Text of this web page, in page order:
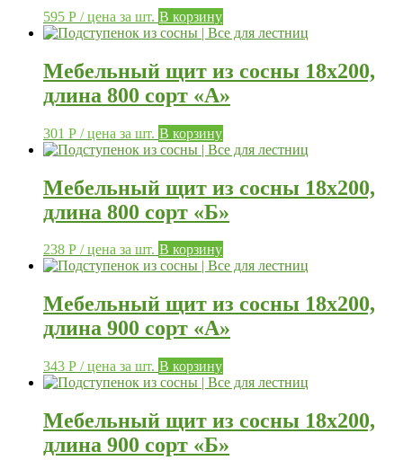
595 Р / цена за шт. В корзину
Мебельный щит из сосны 18х200,
длина 800 сорт «А»
301 Р / цена за шт. В корзину
Мебельный щит из сосны 18х200,
длина 800 сорт «Б»
238 Р / цена за шт. В корзину
Мебельный щит из сосны 18х200,
длина 900 сорт «А»
343 Р / цена за шт. В корзину
Мебельный щит из сосны 18х200,
длина 900 сорт «Б»